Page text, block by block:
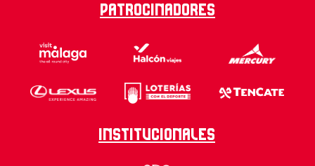
Patrocinadores
Institucionales